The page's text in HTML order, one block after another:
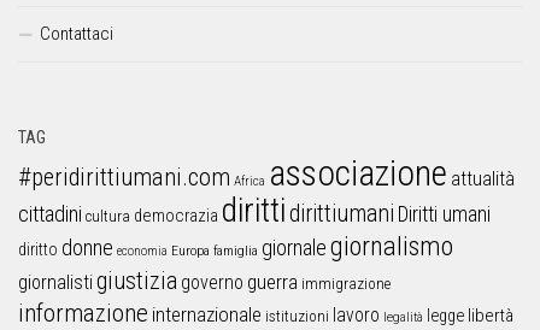
Contattaci
TAG
#peridirittiumani.com Africa associazione attualità
cittadini cultura democrazia dirittidirittiumani Diritti umani
diritto donne economia Europa famiglia giornalegiornalismo
giornalistigiustizia governo guerra immigrazione
informazione internazionale istituzioni lavoro legalità legge libertà